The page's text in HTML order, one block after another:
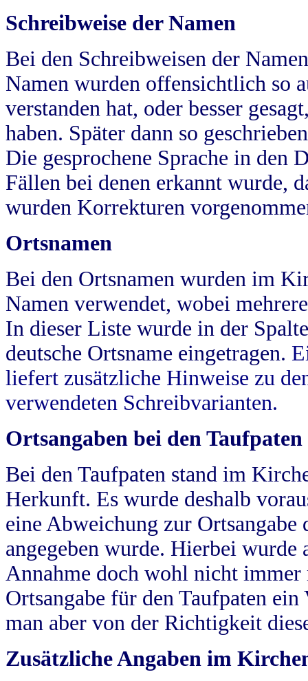
Schreibweise der Namen
Bei den Schreibweisen der
Namen wurden offensichtlich so
verstanden hat, oder besser
haben. Später dann so
Die gesprochene Sprache in
Fällen bei denen erkannt wurde,
wurden Korrekturen
Ortsnamen
Bei den Ortsnamen wurden im
Namen verwendet, wobei
In dieser Liste wurde in der
deutsche Ortsname eingetragen.
liefert zusätzliche Hinweise zu
verwendeten Schreibvarianten.
Ortsangaben bei den Taufpaten
Bei den Taufpaten stand im
Herkunft. Es wurde deshalb
eine Abweichung zur
angegeben wurde. Hierbei wurde
Annahme doch wohl nicht
Ortsangabe für den Taufpaten
man aber von der Richtigkeit
Zusätzliche Angaben im